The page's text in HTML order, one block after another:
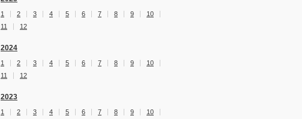
1 2 3 4 5 6 7 8 9
10
11
12
2024
1 2 3 4 5 6 7 8 9
10
11
12
2023
1 2 3 4 5 6 7 8 9
10